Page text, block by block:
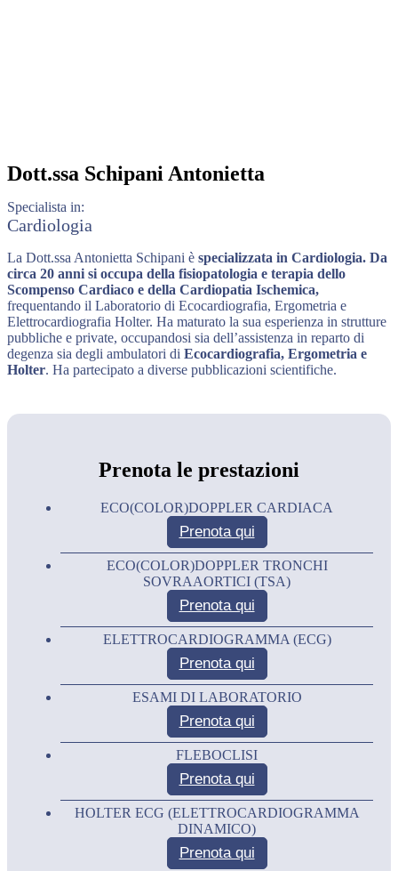
Dott.ssa Schipani Antonietta
Specialista in:
Cardiologia
La Dott.ssa Antonietta Schipani è specializzata in Cardiologia. Da
circa 20 anni si occupa della fisiopatologia e terapia dello
Scompenso Cardiaco e della Cardiopatia Ischemica,
frequentando il Laboratorio di Ecocardiografia, Ergometria e
Elettrocardiografia Holter. Ha maturato la sua esperienza in strutture
pubbliche e private, occupandosi sia dell’assistenza in reparto di
degenza sia degli ambulatori di Ecocardiografia, Ergometria e
Holter. Ha partecipato a diverse pubblicazioni scientifiche.
Prenota le prestazioni
ECO(COLOR)DOPPLER CARDIACA
Prenota qui
ECO(COLOR)DOPPLER TRONCHI
SOVRAAORTICI (TSA)
Prenota qui
ELETTROCARDIOGRAMMA (ECG)
Prenota qui
ESAMI DI LABORATORIO
Prenota qui
FLEBOCLISI
Prenota qui
HOLTER ECG (ELETTROCARDIOGRAMMA
DINAMICO)
Prenota qui